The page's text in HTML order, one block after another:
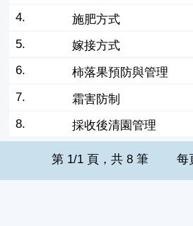
4.
施肥方式
5.
嫁接方式
6.
柿落果預防與管理
7.
霜害防制
8.
採收後清園管理
第 1/1 頁，共 8 筆 每